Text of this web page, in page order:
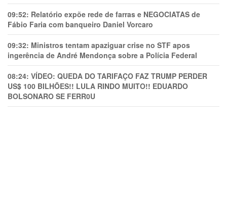
09:52: Relatório expõe rede de farras e NEGOCIATAS de
Fábio Faria com banqueiro Daniel Vorcaro
09:32: Ministros tentam apaziguar crise no STF apos
ingerência de André Mendonça sobre a Polícia Federal
08:24: VÍDEO: QUEDA DO TARIFAÇO FAZ TRUMP PERDER
US$ 100 BILHÕES!! LULA RINDO MUITO!! EDUARDO
BOLSONARO SE FERR0U